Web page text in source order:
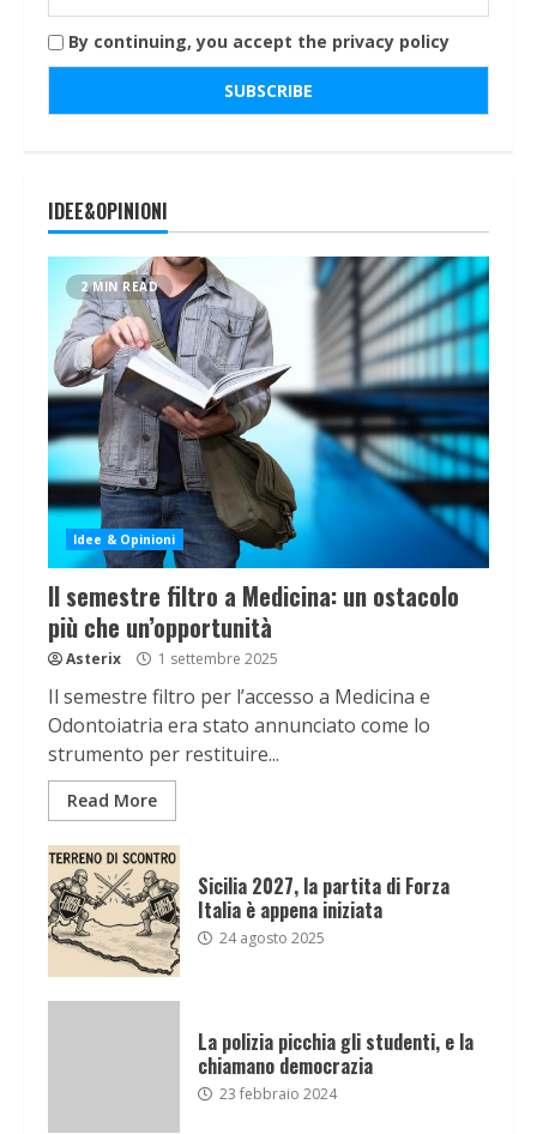
By continuing, you accept the privacy policy
IDEE&OPINIONI
2 MIN READ
Idee & Opinioni
Il semestre filtro a Medicina: un ostacolo
più che un’opportunità
Asterix 1 settembre 2025
Il semestre filtro per l’accesso a Medicina e
Odontoiatria era stato annunciato come lo
strumento per restituire...
Read More
Sicilia 2027, la partita di Forza
Italia è appena iniziata
24 agosto 2025
La polizia picchia gli studenti, e la
chiamano democrazia
23 febbraio 2024